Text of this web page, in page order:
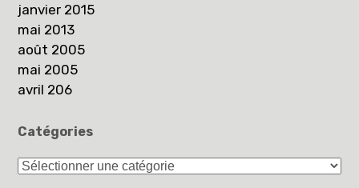
janvier 2015
mai 2013
août 2005
mai 2005
avril 206
Catégories
Catégories